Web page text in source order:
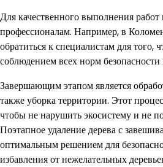
Для качественного выполнения
профессионалам. Например, в
обратиться к специалистам для того,
соблюдением всех норм
Завершающим этапом является
также уборка территории. Этот
чтобы не нарушить экосистему и не
Поэтапное удаление дерева с
оптимальным решением для
избавления от нежелательных